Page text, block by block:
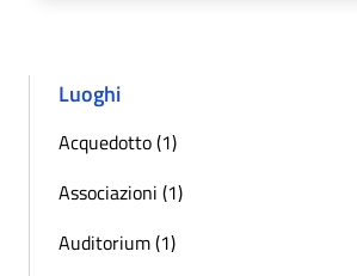
Luoghi
Acquedotto (1)
Associazioni (1)
Auditorium (1)